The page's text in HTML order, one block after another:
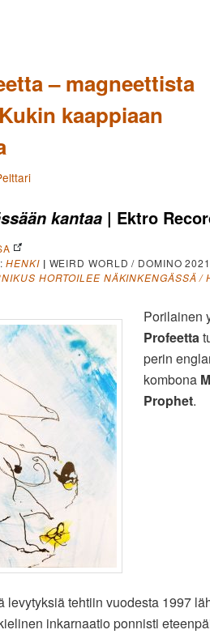
– magneettista
kaappiaan
kantaa | Ektro
:HENKI | WEIRD WORLD / DOMINO 2021
HORTOILEE NÄKINKENGÄSSÄ /
Porilainen
Profeetta
perin
kombona
Prophet.
levytyksiä tehtiin vuodesta 1997
inkarnaatio ponnisti